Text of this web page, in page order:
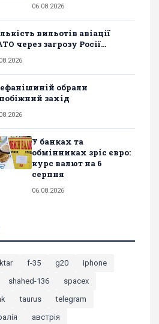
06.08.2026
вильотів авіації
через загрозу Росії...
обрали
захід
У банках та
обмінниках зріс євро:
курс валют на 6
серпня
06.08.2026
f-35 g20
iphone
shahed-136
spacex
taurus
telegram
австрія